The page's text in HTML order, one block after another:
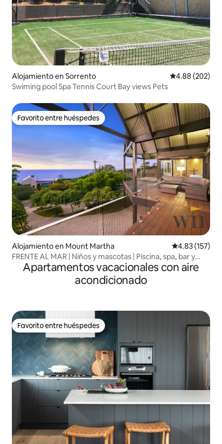
Alojamiento en Sorrento Calificación
4.88 (202)
Swiming pool Spa Tennis Court Bay views Pets
Favorito entre huéspedes
Favorito entre huéspedes
Alojamiento en Mount Martha Calificación
4.83 (157)
FRENTE AL MAR | Niños y mascotas | Piscina, spa, bar y
gimnasio
Apartamentos vacacionales con aire
acondicionado
Favorito entre huéspedes
Favorito entre huéspedes